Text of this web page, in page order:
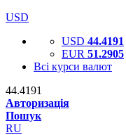
USD
USD 44.4191
EUR 51.2905
Всі курси валют
44.4191
Авторизація
Пошук
RU